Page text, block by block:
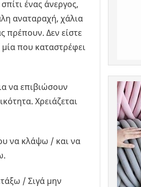
ένας άνεργος,
αναταραχή, χάλια
πρέπουν. Δεν είστε
που καταστρέφει
να επιβιώσουν
Χρειάζεται
να κλάψω / και να
/ Σιγά μην